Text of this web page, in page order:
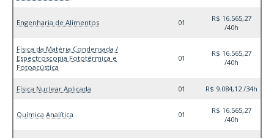
Engenharia de Alimentos 01
R$ 16.565,27
/40h
Física da Matéria Condensada /
Espectroscopia Fototérmica e
Fotoacústica
01
R$ 16.565,27
/40h
Física Nuclear Aplicada 01 R$ 9.084,12 /34h
Química Analítica 01
R$ 16.565,27
/40h